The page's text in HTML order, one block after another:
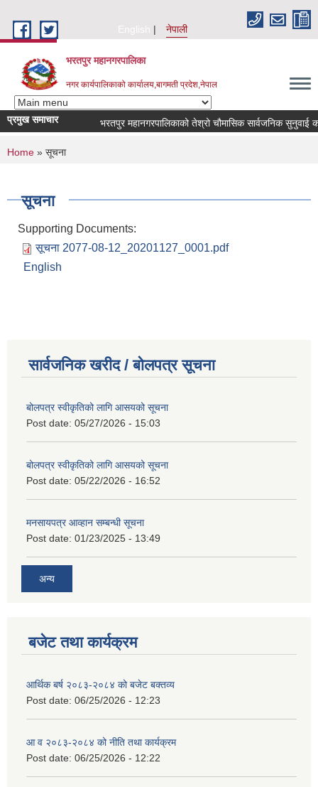
English
नेपाली
भरतपुर महानगरपालिका
नगर कार्यपालिकाको कार्यालय,बागमती प्रदेश,नेपाल
प्रमुख समाचार भरतपुर महानगरपालिकाको तेश्रो चौमासिक सार्वजनिक सुनुवाई
You are here
Home » सूचना
सूचना
Supporting Documents:
सूचना 2077-08-12_20201127_0001.pdf
English
सार्वजनिक खरीद / बोलपत्र सूचना
बोलपत्र स्वीकृतिको लागि आसयको सूचना
Post date: 05/27/2026 - 15:03
बोलपत्र स्वीकृतिको लागि आसयको सूचना
Post date: 05/22/2026 - 16:52
मनसायपत्र आव्हान सम्बन्धी सूचना
Post date: 01/23/2025 - 13:49
अन्य
बजेट तथा कार्यक्रम
आर्थिक बर्ष २०८३-२०८४ को बजेट बक्तव्य
Post date: 06/25/2026 - 12:23
आ व २०८३-२०८४ को नीति तथा कार्यक्रम
Post date: 06/25/2026 - 12:22